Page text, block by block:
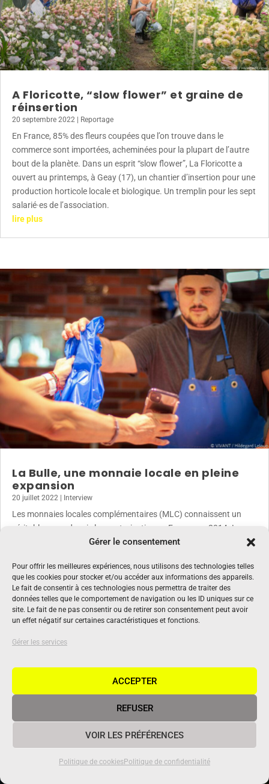
Gérer le consentement
Pour offrir les meilleures expériences, nous utilisons des technologies telles
que les cookies pour stocker et/ou accéder aux informations des appareils.
Le fait de consentir à ces technologies nous permettra de traiter des
données telles que le comportement de navigation ou les ID uniques sur ce
site. Le fait de ne pas consentir ou de retirer son consentement peut avoir
un effet négatif sur certaines caractéristiques et fonctions.
Gérer les services
ACCEPTER
REFUSER
VOIR LES PRÉFÉRENCES
Politique de cookiesPolitique de confidentialité
A Floricotte, “slow flower” et graine de
réinsertion
20 septembre 2022 | Reportage
En France, 85% des fleurs coupées que l’on trouve dans le
commerce sont importées, acheminées pour la plupart de l’autre
bout de la planète. Dans un esprit “slow flower”, La Floricotte a
ouvert au printemps, à Geay (17), un chantier d’insertion pour une
production horticole locale et biologique. Un tremplin pour les sept
salarié·es de l’association.
lire plus
La Bulle, une monnaie locale en pleine
expansion
20 juillet 2022 | Interview
Les monnaies locales complémentaires (MLC) connaissent un
véritable essor depuis leur autorisation en France, en 2014. Leur
principe : faire circuler, en complément de l’euro, une monnaie en
lien social et soutenir les commerces de proximité. La monnaie
charentaise de la Bulle fait partie des sept MLC à avoir été
sélectionnées au niveau national pour intégrer un programme
d’accompagnement au changement d’échelle. Explications de
Valérie Girard, coordinatrice de l’association Poivre MLC qui gère
La Bulle, à Angoulême.